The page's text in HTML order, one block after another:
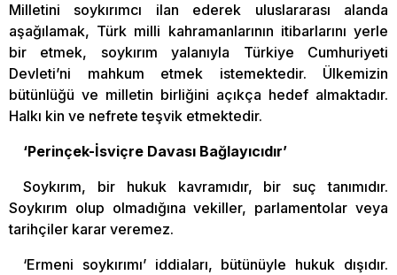
Milletini soykırımcı ilan ederek uluslararası alanda
aşağılamak, Türk milli kahramanlarının itibarlarını yerle
bir etmek, soykırım yalanıyla Türkiye Cumhuriyeti
Devleti’ni mahkum etmek istemektedir. Ülkemizin
bütünlüğü ve milletin birliğini açıkça hedef almaktadır.
Halkı kin ve nefrete teşvik etmektedir.
‘Perinçek-İsviçre Davası Bağlayıcıdır’
Soykırım, bir hukuk kavramıdır, bir suç tanımıdır.
Soykırım olup olmadığına vekiller, parlamentolar veya
tarihçiler karar veremez.
‘Ermeni soykırımı’ iddiaları, bütünüyle hukuk dışıdır.